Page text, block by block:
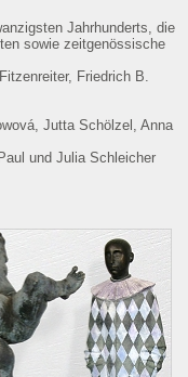
Jahrhunderts, die
sowie zeitgenössische
Friedrich B.
Jutta Schölzel, Anna
und Julia Schleicher